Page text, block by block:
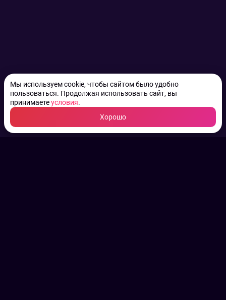
Мы используем cookie, чтобы сайтом было удобно
пользоваться. Продолжая использовать сайт, вы
принимаетеусловия.
Хорошо